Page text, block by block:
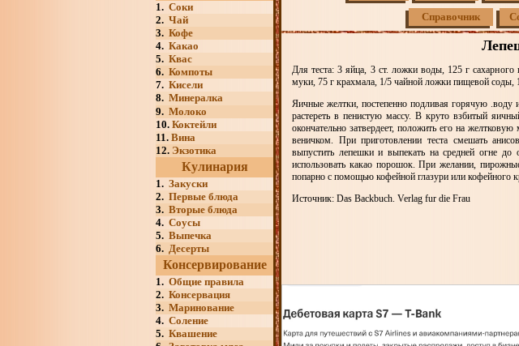
1. Соки
2. Чай
3. Кофе
4. Какао
5. Квас
6. Компоты
7. Кисели
8. Минералка
9. Молоко
10. Коктейли
11. Вина
12. Экзотика
Кулинария
1. Закуски
2. Первые блюда
3. Вторые блюда
4. Соусы
5. Выпечка
6. Десерты
Консервирование
1. Общие правила
2. Консервация
3. Маринование
4. Соление
5. Квашение
Справочник
Для теста: 3 яйца, 3 ст. ложки воды, 125 г сахарного
муки, 75 г крахмала, 1/5 чайной ложки пищевой соды,
Яичные желтки, постепенно подливая горячую .воду
растереть в пенистую массу. В круто взбитый
окончательно затвердеет, положить его на
веничком. При приготовлении теста смешать
выпустить лепешки и выпекать на средней огне до
использовать какао порошок. При желании,
попарно с помощью кофейной глазури или кофейного
Источник: Das Backbuch. Verlag fur die Frau